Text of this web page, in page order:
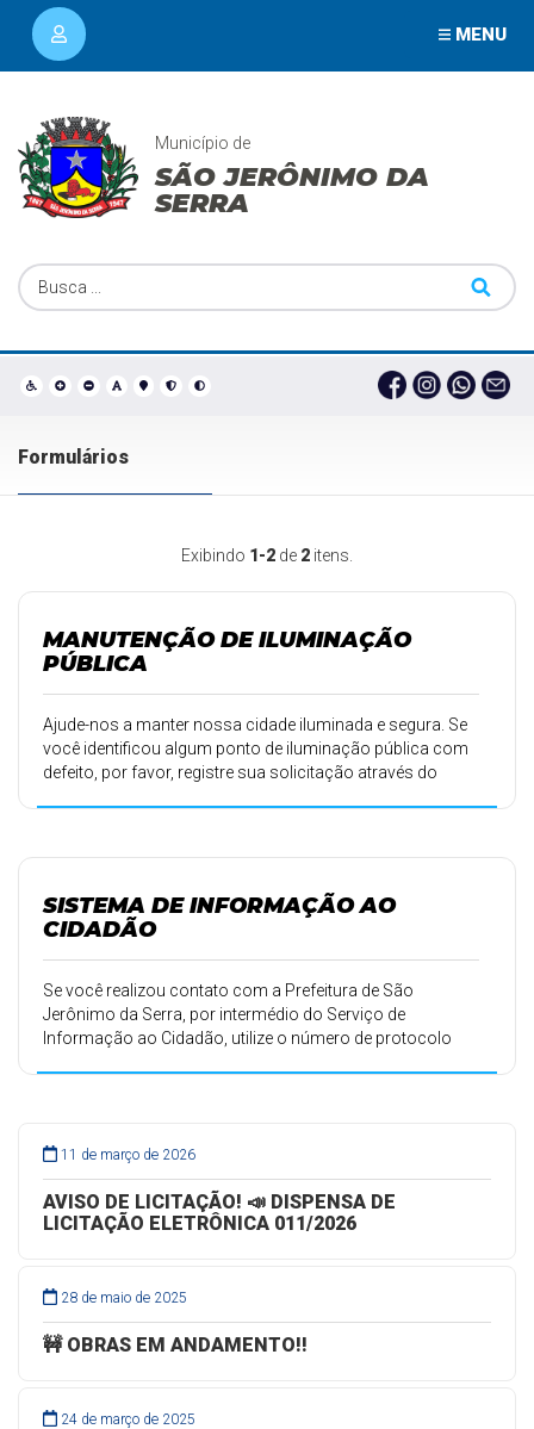
MENU
Município de
SÃO JERÔNIMO DA
SERRA
Formulários
Exibindo 1-2 de 2 itens.
MANUTENÇÃO DE ILUMINAÇÃO
PÚBLICA
Ajude-nos a manter nossa cidade iluminada e segura. Se
você identificou algum ponto de iluminação pública com
defeito, por favor, registre sua solicitação através do
SISTEMA DE INFORMAÇÃO AO
CIDADÃO
Se você realizou contato com a Prefeitura de São
Jerônimo da Serra, por intermédio do Serviço de
Informação ao Cidadão, utilize o número de protocolo
11 de março de 2026
AVISO DE LICITAÇÃO! 📣 DISPENSA DE
LICITAÇÃO ELETRÔNICA 011/2026
28 de maio de 2025
🚧 OBRAS EM ANDAMENTO!!
24 de março de 2025